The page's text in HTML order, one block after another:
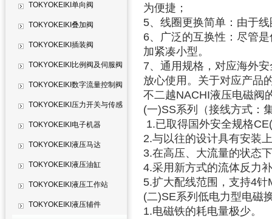
TOKYOKEIKI单向阀
TOKYOKEIKI叠加阀
TOKYOKEIKI插装阀
TOKYOKEIKI比例阀及伺服阀
TOKYOKEIKI数字流量控制阀
TOKYOKEIKI压力开关与传感
器 TOKYOKEIKI电子机器
TOKYOKEIKI液压马达
TOKYOKEIKI液压油缸
TOKYOKEIKI液压工作站
TOKYOKEIKI液压辅件
为便捷；
5、线圈更换简单：由于
6、广泛的互换性：尽管
加紧凑小型。
7、通用规格，对应海外
放心使用。关于对应产品
不二越NACHI液压电磁阀
(一)SS系列（接线方式：
1.已取得国外安全规格
2.与以往的设计具有安装
3.在高压、大流量的状态
4.采用新方式的流体反力
5.扩大配线范围，支持4
(二)SE系列低电力型电磁
1.电磁铁的耗电量极少。